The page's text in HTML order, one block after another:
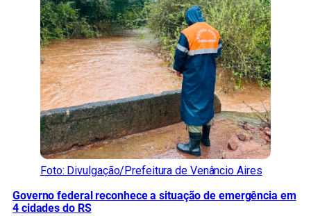
Foto: Divulgação/Prefeitura de Venâncio Aires
Governo federal reconhece a situação de emergência em
4 cidades do RS